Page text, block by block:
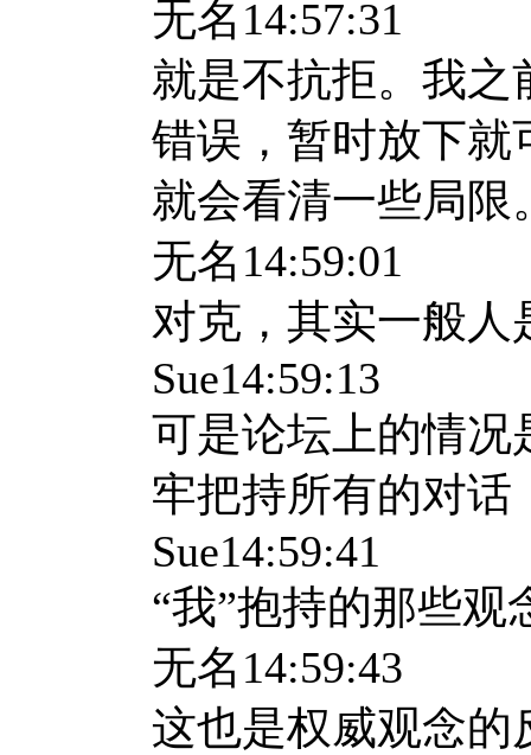
无名 14:57:31
就是不抗拒。我之
错误，暂时放下就
就会看清一些局限
无名 14:59:01
对克，其实一般
Sue14:59:13
可是论坛上的情况
牢把持所有的对话
Sue14:59:41
“我”抱持的那些观
无名 14:59:43
这也是权威观念的